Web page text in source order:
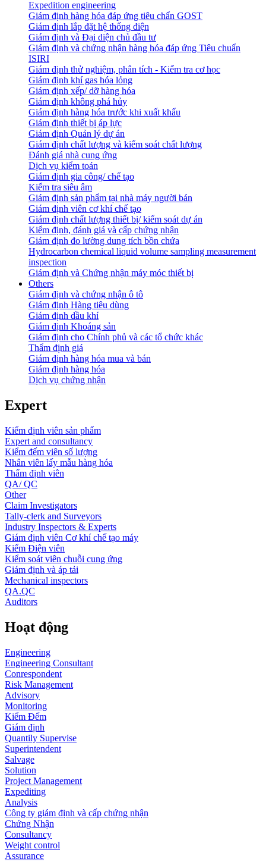
Expedition engineering
Giám định hàng hóa đáp ứng tiêu chẩn GOST
Giám định lắp đặt hệ thống điện
Giám định và Đại diện chủ đầu tư
Giám định và chứng nhận hàng hóa đáp ứng Tiêu chuẩn
ISIRI
Giám định thử nghiệm, phân tích - Kiểm tra cơ học
Giám định khí gas hóa lỏng
Giám định xếp/ dỡ hàng hóa
Giám định không phá hủy
Giám định hàng hóa trước khi xuất khẩu
Giám định thiết bị áp lực
Giám định Quản lý dự án
Giám định chất lượng và kiểm soát chất lượng
Đánh giá nhà cung ứng
Dịch vụ kiểm toán
Giám định gia công/ chế tạo
Kiểm tra siêu âm
Giám định sản phẩm tại nhà máy người bán
Giám định viên cơ khí chế tạo
Giám định chất lượng thiết bị/ kiểm soát dự án
Kiểm định, đánh giá và cấp chứng nhận
Giám định đo lường dung tích bồn chứa
Hydrocarbon chemical liquid volume sampling measurement
inspection
Giám định và Chứng nhận máy móc thiết bị
Others
Giám định và chứng nhận ô tô
Giám định Hàng tiêu dùng
Giám định dầu khí
Giám định Khoáng sản
Giám định cho Chính phủ và các tổ chức khác
Thẩm định giá
Giám định hàng hóa mua và bán
Giám định hàng hóa
Dịch vụ chứng nhận
Expert
Kiểm định viên sản phẩm
Expert and consultancy
Kiểm đếm viên số lượng
Nhân viên lấy mẫu hàng hóa
Thẩm định viên
QA/ QC
Other
Claim Investigators
Tally-clerk and Surveyors
Industry Inspectors & Experts
Giám định viên Cơ khí chế tạo máy
Kiểm Điện viên
Kiểm soát viên chuỗi cung ứng
Giám định và áp tải
Mechanical inspectors
QA.QC
Auditors
Hoạt động
Engineering
Engineering Consultant
Conrespondent
Risk Management
Advisory
Monitoring
Kiểm Đếm
Giám định
Quantily Supervise
Superintendent
Salvage
Solution
Project Management
Expediting
Analysis
Công ty giám định và cấp chứng nhận
Chứng Nhận
Consultancy
Weight control
Assurance